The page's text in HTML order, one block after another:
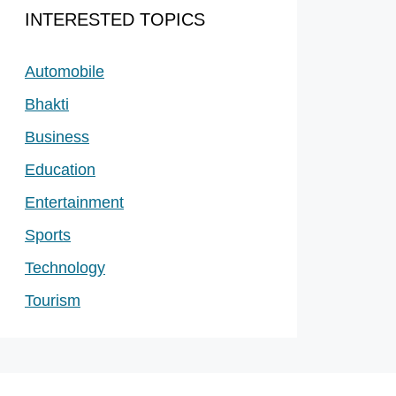
INTERESTED TOPICS
Automobile
Bhakti
Business
Education
Entertainment
Sports
Technology
Tourism